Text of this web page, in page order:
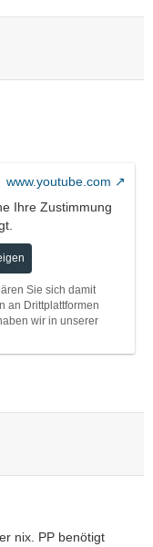
www.youtube.com
Ihre Zustimmung
Sie sich damit
an Drittplattformen
wir in unserer
nix. PP benötigt